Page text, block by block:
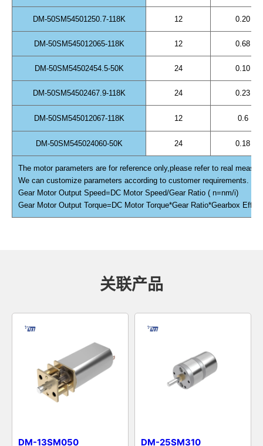
DM-50SM54501250.7-118K 12 0.20
DM-50SM545012065-118K 12 0.68
DM-50SM54502454.5-50K 24 0.10
DM-50SM54502467.9-118K 24 0.23
DM-50SM545012067-118K 12 0.6
DM-50SM545024060-50K 24 0.18
The motor parameters are for reference only,please refer to real
We can customize parameters according to customer requirements.
Gear Motor Output Speed=DC Motor Speed/Gear Ratio ( n=nm/i)
Gear Motor Output Torque=DC Motor Torque*Gear Ratio*Gearbox
关联产品
DM-13SM050 DM-25SM310